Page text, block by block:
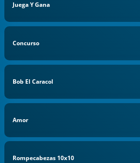
Juega Y Gana
Concurso
Bob El Caracol
Amor
Rompecabezas 10x10